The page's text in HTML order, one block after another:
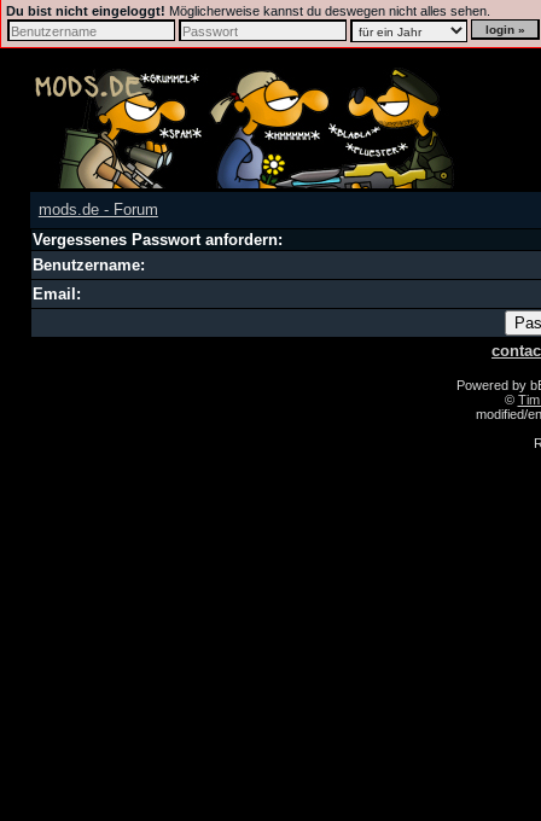
Du bist nicht eingeloggt! Möglicherweise kannst du deswegen nicht alles sehen.
mods.de - Forum
Vergessenes Passwort anfordern:
Benutzername:
Email:
Powered by
©
modified/